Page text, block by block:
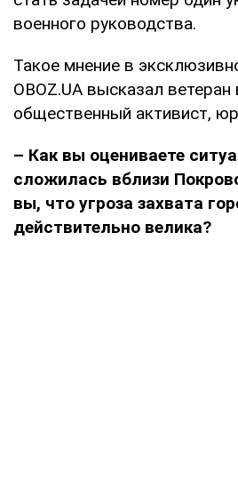
военного руководства.
Такое мнение в
OBOZ.UA высказал ветеран
общественный активист,
– Как вы оцениваете
сложилась вблизи
вы, что угроза захвата
действительно велика?